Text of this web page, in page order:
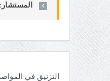
المستشار:
التزنيق في